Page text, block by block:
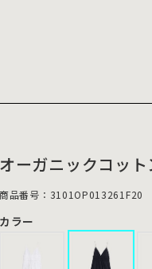
オーガニックコッ
商品番号：3101OP013261F20
カラー